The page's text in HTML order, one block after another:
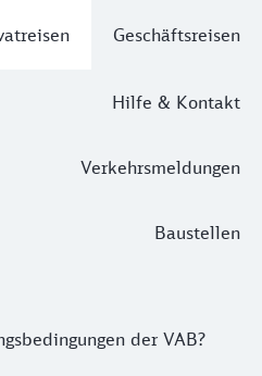
Geschäftsreisen
Hilfe & Kontakt
Verkehrsmeldungen
Baustellen
der VAB?